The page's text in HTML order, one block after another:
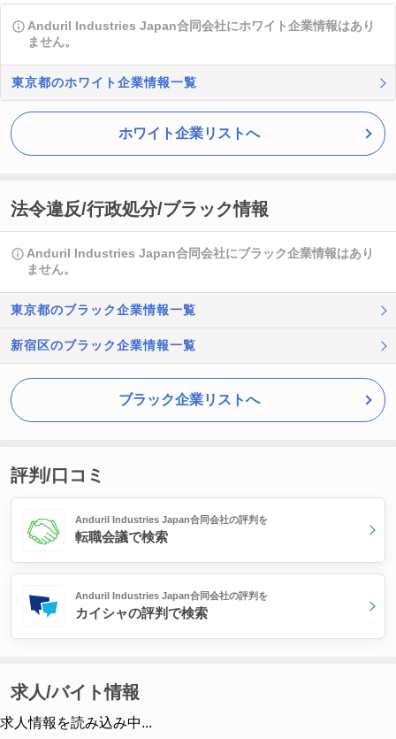
Anduril Industries Japan合同会社にホワイト企業情報はあり
ません。
東京都のホワイト企業情報一覧
ホワイト企業リストへ
法令違反/行政処分/ブラック情報
Anduril Industries Japan合同会社にブラック企業情報はあり
ません。
東京都のブラック企業情報一覧
新宿区のブラック企業情報一覧
ブラック企業リストへ
評判/口コミ
Anduril Industries Japan合同会社の評判を
転職会議で検索
Anduril Industries Japan合同会社の評判を
カイシャの評判で検索
求人/バイト情報
求人情報を読み込み中...